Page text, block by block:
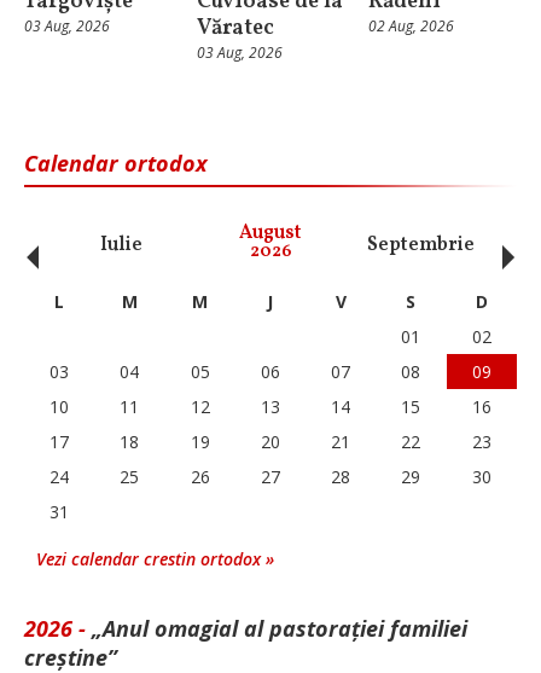
03 Aug, 2026
Văratec
03 Aug, 2026
02 Aug, 2026
Calendar ortodox
Iulie August
2026 Septembrie
‹ L M M J V S
D
01
02
03
04 05 06 07 08
09
10
11 12 13 14 15
16
17
18 19 20 21 22
23
24
25 26 27 28 29
30
31
Vezi calendar crestin ortodox »
2026 - „Anul omagial al pastorației familiei
creștine”